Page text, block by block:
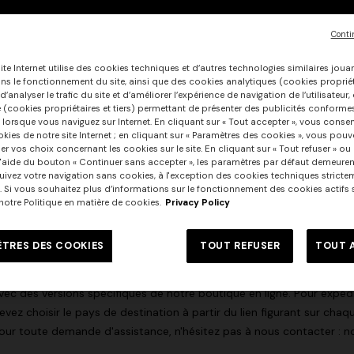
Livraison dans les 2 à 4 jours ouvrables - 44 CAD
livraisons sont effectuées pendant les heures ouvrables, du
les commandes expédiées sont traitées automatiquement,
modifier les délais d'expédition et de livraison.
en matière d'expédition
nous livrons dans toute l'Italie, à l'exception de Livigno,
en poste restante. Les demandes de commande adressées à
nous ne livrons pas à l'étranger depuis ce site,
des versions spécifiques de notre boutique en ligne. Pour
choisir le pays de destination à partir du lien figurant sur
toute demande d'assistance, n'hésitez pas à nous contacter :
Internet utilise des cookies techniques et d’autres technologies similaires
le fonctionnement du site, ainsi que des cookies analytiques (cookies
le trafic du site et d’améliorer l’expérience de navigation de
(cookies propriétaires et tiers) permettant de présenter des publicités
lorsque vous naviguez sur Internet. En cliquant sur « Tout accepter », vous
de notre site Internet ; en cliquant sur « Paramètres des cookies », vous
vos choix concernant les cookies sur le site. En cliquant sur « Tout refuser » ou
du bouton « Continuer sans accepter », les paramètres par défaut
votre navigation sans cookies, à l'exception des cookies techniques
Si vous souhaitez plus d’informations sur le fonctionnement des cookies actifs
Politique en matière de cookies. Privacy Policy
DES COOKIES TOUT REFUSER TOUT